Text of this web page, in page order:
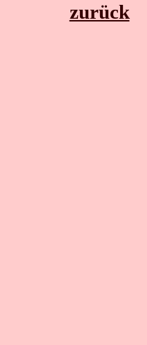
zurück